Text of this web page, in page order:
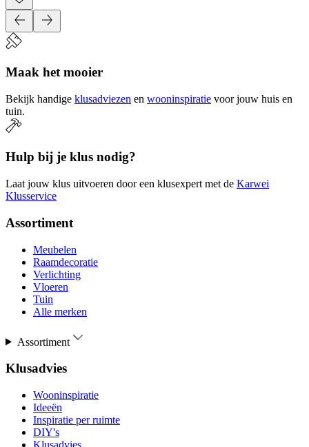
Maak het mooier
Bekijk handige klusadviezen en wooninspiratie voor jouw huis en
tuin.
Hulp bij je klus nodig?
Laat jouw klus uitvoeren door een klusexpert met de Karwei
Klusservice
Assortiment
Meubelen
Raamdecoratie
Verlichting
Vloeren
Tuin
Alle merken
Assortiment
Klusadvies
Wooninspiratie
Ideeën
Inspiratie per ruimte
DIY's
Klusadvies